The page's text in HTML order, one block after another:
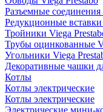
Разъемные соединения
Редукционные вставки
Тройники Viega
Трубы оцинкованные
Угольники Viega
Декоративные чашки
Котлы
Котлы электрические
Котлы электрические
Электрические мини-